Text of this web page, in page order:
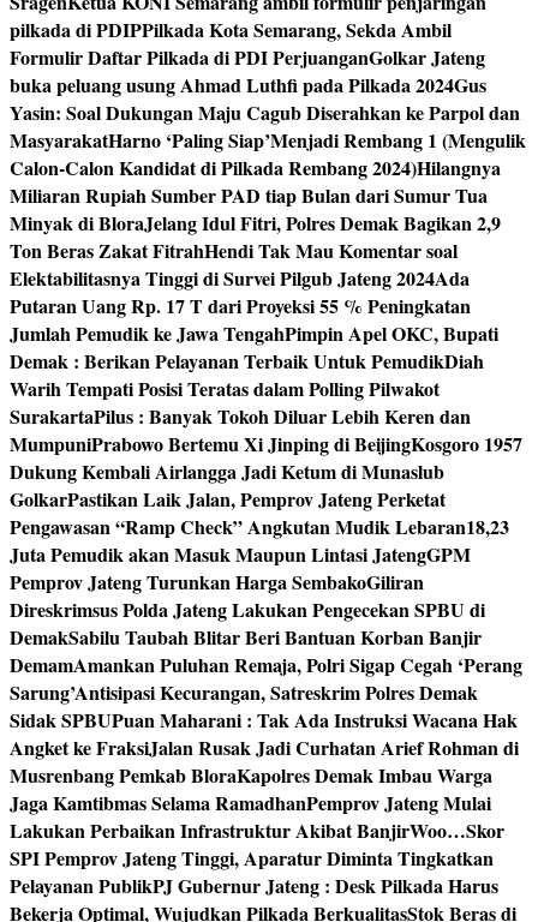
pilkada di PDIPPilkada Kota Semarang, Sekda Ambil
Formulir Daftar Pilkada di PDI PerjuanganGolkar Jateng
buka peluang usung Ahmad Luthfi pada Pilkada 2024Gus
Yasin: Soal Dukungan Maju Cagub Diserahkan ke Parpol dan
MasyarakatHarno ‘Paling Siap’Menjadi Rembang 1 (Mengulik
Calon-Calon Kandidat di Pilkada Rembang 2024)Hilangnya
Miliaran Rupiah Sumber PAD tiap Bulan dari Sumur Tua
Minyak di BloraJelang Idul Fitri, Polres Demak Bagikan 2,9
Ton Beras Zakat FitrahHendi Tak Mau Komentar soal
Elektabilitasnya Tinggi di Survei Pilgub Jateng 2024Ada
Putaran Uang Rp. 17 T dari Proyeksi 55 % Peningkatan
Jumlah Pemudik ke Jawa TengahPimpin Apel OKC, Bupati
Demak : Berikan Pelayanan Terbaik Untuk PemudikDiah
Warih Tempati Posisi Teratas dalam Polling Pilwakot
SurakartaPilus : Banyak Tokoh Diluar Lebih Keren dan
MumpuniPrabowo Bertemu Xi Jinping di BeijingKosgoro 1957
Dukung Kembali Airlangga Jadi Ketum di Munaslub
GolkarPastikan Laik Jalan, Pemprov Jateng Perketat
Pengawasan “Ramp Check” Angkutan Mudik Lebaran18,23
Juta Pemudik akan Masuk Maupun Lintasi JatengGPM
Pemprov Jateng Turunkan Harga SembakoGiliran
Direskrimsus Polda Jateng Lakukan Pengecekan SPBU di
DemakSabilu Taubah Blitar Beri Bantuan Korban Banjir
DemamAmankan Puluhan Remaja, Polri Sigap Cegah ‘Perang
Sarung’Antisipasi Kecurangan, Satreskrim Polres Demak
Sidak SPBUPuan Maharani : Tak Ada Instruksi Wacana Hak
Angket ke FraksiJalan Rusak Jadi Curhatan Arief Rohman di
Musrenbang Pemkab BloraKapolres Demak Imbau Warga
Jaga Kamtibmas Selama RamadhanPemprov Jateng Mulai
Lakukan Perbaikan Infrastruktur Akibat BanjirWoo…Skor
SPI Pemprov Jateng Tinggi, Aparatur Diminta Tingkatkan
Pelayanan PublikPJ Gubernur Jateng : Desk Pilkada Harus
Bekerja Optimal, Wujudkan Pilkada BerkualitasStok Beras di